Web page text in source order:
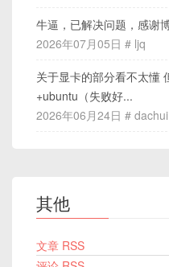
牛逼，已解决问题，感谢
2026年07月05日 # ljq
关于显卡的部分看不太懂
+ubuntu（失败好...
2026年06月24日 # dachui
其他
文章 RSS